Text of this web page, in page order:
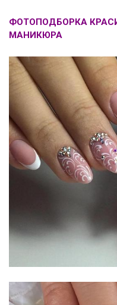
ФОТОПОДБОРКА
МАНИКЮРА